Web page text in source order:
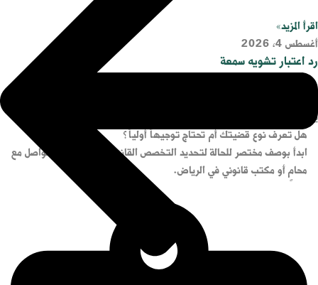
اقرأ المزيد»
أغسطس 4, 2026
رد اعتبار تشويه سمعة
يوليو 25, 2026
هل تعرف نوع قضيتك أم تحتاج توجيهاً أولياً؟
ابدأ بوصف مختصر للحالة لتحديد التخصص القانوني الأقرب قبل التواصل مع
محامٍ أو مكتب قانوني في الرياض.